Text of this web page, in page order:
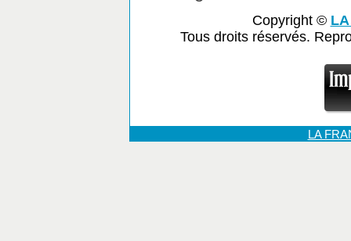
Copyright ©
Tous droits réservés.
LA